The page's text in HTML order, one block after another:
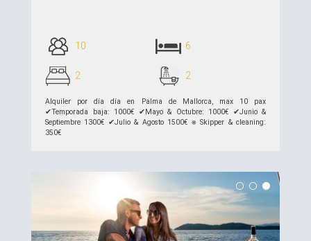
10 6
2 2
Alquiler por día día en Palma de Mallorca, max 10 pax
✔︎Temporada baja: 1000€ ✔︎Mayo & Octubre: 1000€ ✔︎Junio &
Septiembre 1300€ ✔︎Julio & Agosto 1500€ ⎈ Skipper & cleaning:
350€